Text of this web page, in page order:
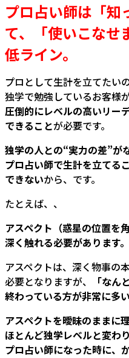
プロ占い師は「知
て、「使いこなせ
低ライン。
プロとして生計を立てたい
独学で勉強しているお客様
圧倒的にレベルの高いリー
できることが必要です。
独学の人との“実力の差”が
プロ占い師で生計を立てる
できないから、です。
たとえば、、
アスペクト（惑星の位置を
深く触れる必要があります。
アスペクトは、深く物事の
必要となりますが、
「なん
終わっている方が非常に多い
アスペクトを曖昧のままに
ほとんど独学レベルと変わ
プロ占い師になった時に、